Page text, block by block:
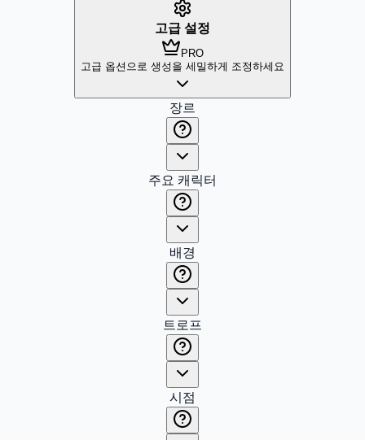
고급 설정
PRO
고급 옵션으로 생성을 세밀하게 조정하세요
장르
주요 캐릭터
배경
트로프
시점